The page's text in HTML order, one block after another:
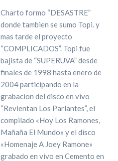
Charto formo “DESASTRE”
donde tambien se sumo Topi. y
mas tarde el proyecto
“COMPLICADOS”. Topi fue
bajista de “SUPERUVA” desde
finales de 1998 hasta enero de
2004 participando en la
grabacion del disco en vivo
“Revientan Los Parlantes”, el
compilado «Hoy Los Ramones,
Mañaña El Mundo» y el disco
«Homenaje A Joey Ramone»
grabado en vivo en Cemento en